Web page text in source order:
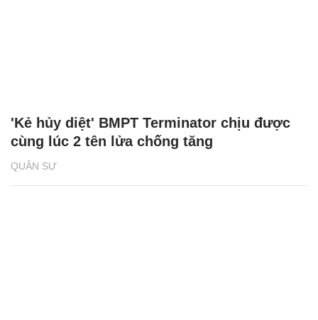
QUÂN SỰ
'Kẻ hủy diệt' BMPT Terminator chịu được
cùng lúc 2 tên lửa chống tăng